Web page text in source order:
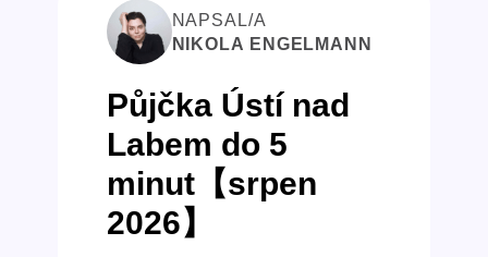
NAPSAL/A
NIKOLA ENGELMANN
Půjčka Ústí nad
Labem do 5
minut【srpen
2026】